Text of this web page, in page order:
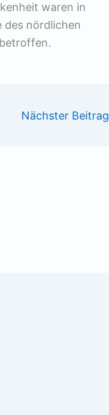
waren in
des nördlichen
Nächster Beitrag